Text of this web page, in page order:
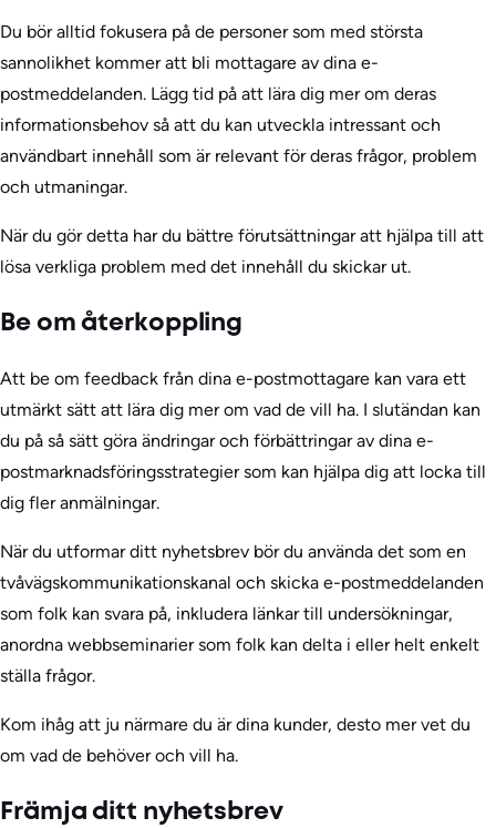
Du bör alltid fokusera på de personer som med största
sannolikhet kommer att bli mottagare av dina e-
postmeddelanden. Lägg tid på att lära dig mer om deras
informationsbehov så att du kan utveckla intressant och
användbart innehåll som är relevant för deras frågor, problem
och utmaningar.
När du gör detta har du bättre förutsättningar att hjälpa till att
lösa verkliga problem med det innehåll du skickar ut.
Be om återkoppling
Att be om feedback från dina e-postmottagare kan vara ett
utmärkt sätt att lära dig mer om vad de vill ha. I slutändan kan
du på så sätt göra ändringar och förbättringar av dina e-
postmarknadsföringsstrategier som kan hjälpa dig att locka till
dig fler anmälningar.
När du utformar ditt nyhetsbrev bör du använda det som en
tvåvägskommunikationskanal och skicka e-postmeddelanden
som folk kan svara på, inkludera länkar till undersökningar,
anordna webbseminarier som folk kan delta i eller helt enkelt
ställa frågor.
Kom ihåg att ju närmare du är dina kunder, desto mer vet du
om vad de behöver och vill ha.
Främja ditt nyhetsbrev